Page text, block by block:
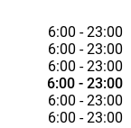
6:00 - 23:00
6:00 - 23:00
6:00 - 23:00
6:00 - 23:00
6:00 - 23:00
6:00 - 23:00